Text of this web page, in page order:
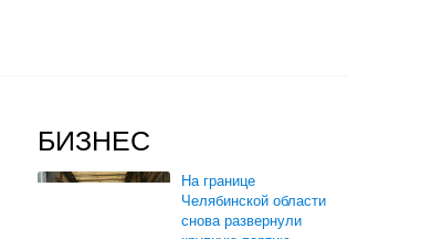
БИЗНЕС
На границе
Челябинской области
снова развернули